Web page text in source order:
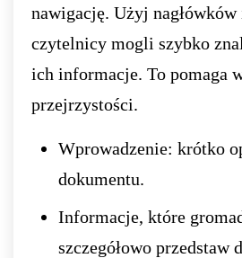
nawigację. Użyj
czytelnicy mogli szybko
ich informacje. To pomaga
przejrzystości.
Wprowadzenie: krótko
dokumentu.
Informacje, które
szczegółowo przedstaw